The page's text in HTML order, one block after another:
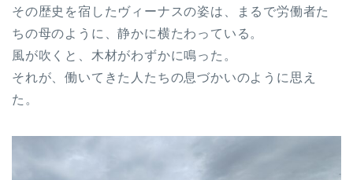
その歴史を宿したヴィーナスの姿は、まるで労働者た
ちの母のように、静かに横たわっている。
風が吹くと、木材がわずかに鳴った。
それが、働いてきた人たちの息づかいのように思え
た。